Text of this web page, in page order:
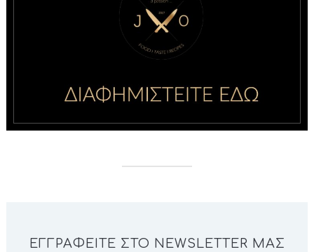
ΕΓΓΡΑΦΕΊΤΕ ΣΤΟ NEWSLETTER ΜΑΣ